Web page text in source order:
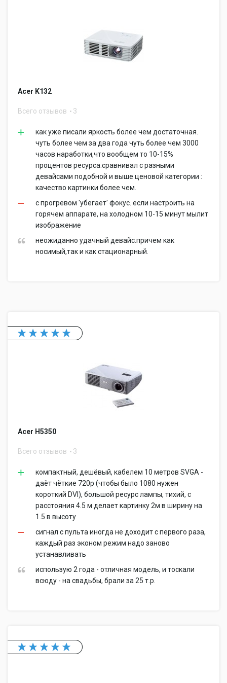
Acer K132
Всего отзывов 3
как уже писали яркость более чем достаточная.
чуть более чем за два года чуть более чем 3000
часов наработки,что вообщем то 10-15%
процентов ресурса.сравнивал с разными
девайсами подобной и выше ценовой категории :
качество картинки более чем.
с прогревом 'убегает' фокус. если настроить на
горячем аппарате, на холодном 10-15 минут мылит
изображение
неожиданно удачный девайс.причем как
носимый,так и как стационарный.
Acer H5350
Всего отзывов 3
компактный, дешёвый, кабелем 10 метров SVGA -
даёт чёткие 720р (чтобы было 1080 нужен
короткий DVI), большой ресурс лампы, тихий, с
расстояния 4.5 м делает картинку 2м в ширину на
1.5 в высоту
сигнал с пульта иногда не доходит с первого раза,
каждый раз эконом режим надо заново
устанавливать
использую 2 года - отличная модель, и тоскали
всюду - на свадьбы, брали за 25 т.р.